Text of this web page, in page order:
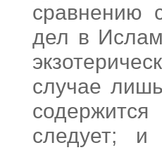
сравнению
дел в
случае
следует;